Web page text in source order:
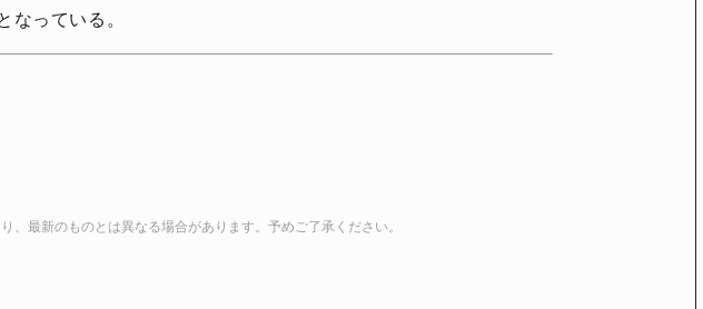
なっている。
、最新のものとは異なる場合があります。予めご了承ください。